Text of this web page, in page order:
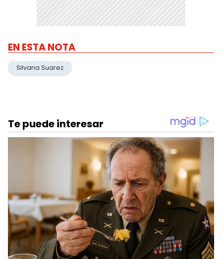
EN ESTA NOTA
Silvana Suarez